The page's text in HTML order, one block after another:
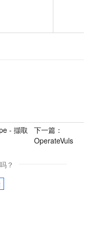
- 擷取
下一篇：
OperateVuls
？